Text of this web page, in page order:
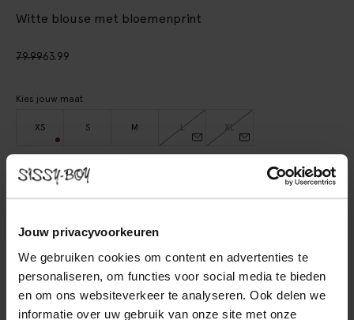
Jouw privacyvoorkeuren
We gebruiken cookies om content en advertenties te
personaliseren, om functies voor social media te bieden
en om ons websiteverkeer te analyseren. Ook delen we
informatie over uw gebruik van onze site met onze
Witte blouse met bloemenprint
79.9963.99
Kies jouw maat
XS S M L XL
Gratis verzending naar winkel
Achteraf betalen
Snelle levering